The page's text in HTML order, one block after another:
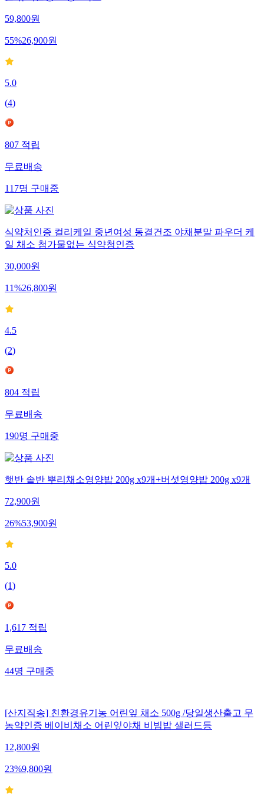
59,800원
55%26,900원
5.0
(4)
807적립
무료배송
117명구매중
식약처인증 컬리케일 중년여성 동결건조 야채분말 파우더 케
일 채소 첨가물없는 식약청인증
30,000원
11%26,800원
4.5
(2)
804적립
무료배송
190명구매중
햇반 솥반 뿌리채소영양밥 200g x9개+버섯영양밥 200g x9개
72,900원
26%53,900원
5.0
(1)
1,617적립
무료배송
44명구매중
[산지직송] 친환경유기농 어린잎 채소 500g /당일생산출고 무
농약인증 베이비채소 어린잎야채 비빔밥 샐러드등
12,800원
23%9,800원